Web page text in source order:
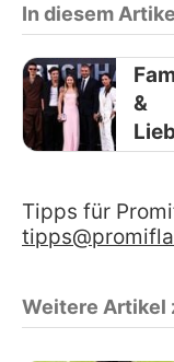
In diesem
&
Tipps für
Weitere Artikel